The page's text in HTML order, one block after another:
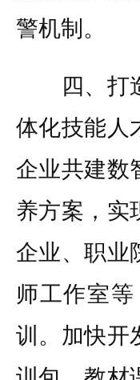
警机制。
四、打造
体化技能人
企业共建数
养方案，实
企业、职业
师工作室
训。加快开